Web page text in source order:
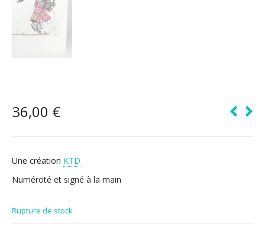
36,00 €
Une création KTD
Numéroté et signé à la main
Rupture de stock